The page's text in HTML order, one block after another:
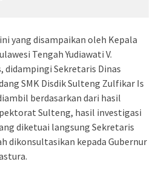
yang disampaikan oleh Kepala
Tengah Yudiawati V.
didampingi Sekretaris Dinas
SMK Disdik Sulteng Zulfikar Is
berdasarkan dari hasil
Sulteng, hasil investigasi
diketuai langsung Sekretaris
dikonsultasikan kepada Gubernur